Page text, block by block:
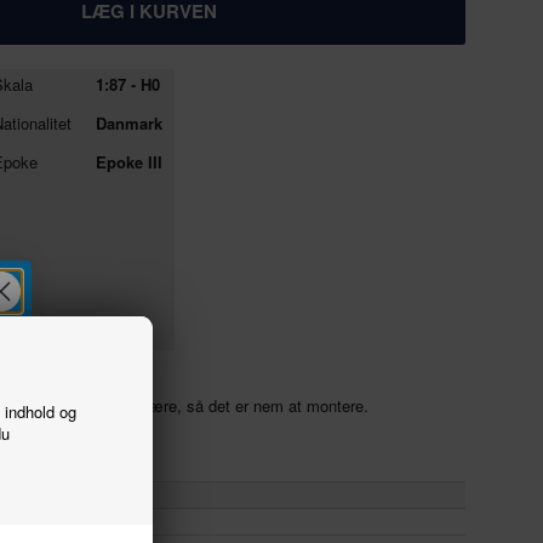
og
1:87 - H0
Danmark
Epoke III
en borelære, så det er nem at montere.